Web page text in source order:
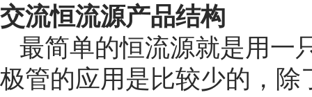
交流恒流源产品结构
最简单的恒流源就是用一
极管的应用是比较少的，